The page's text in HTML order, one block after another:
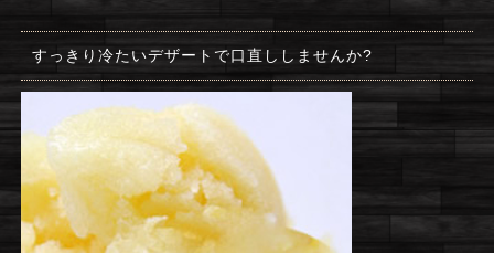
すっきり冷たいデザートで口直ししませんか?